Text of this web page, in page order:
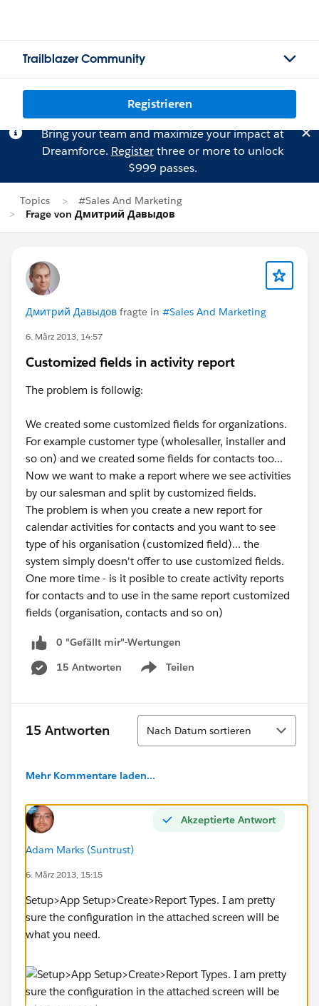
Trailblazer Community
Registrieren
Bring your team and maximize your impact at
Dreamforce. Registerthree or more to unlock
$999 passes.
Topics
#Sales And Marketing
Frage von Дмитрий Давыдов
Дмитрий Давыдов fragte in #Sales And Marketing
6. März 2013, 14:57
Customized fields in activity report
The problem is followig:
We created some customized fields for organizations.
For example customer type (wholesaller, installer and
so on) and we created some fields for contacts too...
Now we want to make a report where we see activities
by our salesman and split by customized fields.
The problem is when you create a new report for
calendar activities for contacts and you want to see
type of his organisation (customized field)... the
system simply doesn't offer to use customized fields.
One more time - is it posible to create activity reports
for contacts and to use in the same report customized
fields (organisation, contacts and so on)
0 "Gefällt mir"-Wertungen
15 Antworten
Teilen
Show menu
15 Antworten
Sortieren
Nach Datum sortieren
Mehr Kommentare laden...
Akzeptierte Antwort
Adam Marks (Suntrust)
6. März 2013, 15:15
Setup>App Setup>Create>Report Types. I am pretty
sure the configuration in the attached screen will be
what you need.